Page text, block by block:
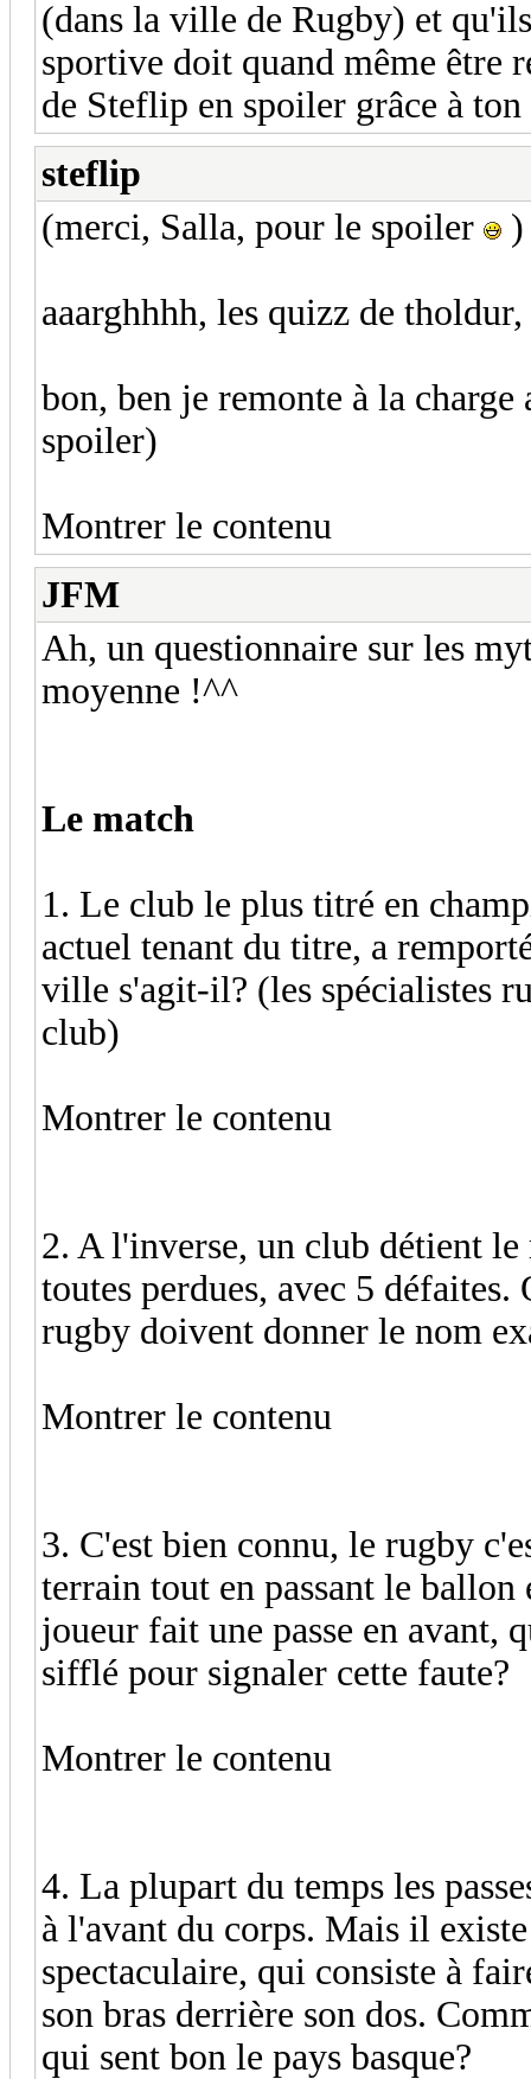
(dans la ville de Rugby) et
sportive doit quand même être
de Steflip en spoiler grâce à
steflip
(merci, Salla, pour le spoiler
)
aaarghhhh, les quizz de
bon, ben je remonte à la
spoiler)
Montrer le contenu
JFM
Ah, un questionnaire sur les
moyenne !^^
Le match
1. Le club le plus titré en
actuel tenant du titre, a
ville s'agit-il? (les spécialistes
club)
Montrer le contenu
2. A l'inverse, un club détient
toutes perdues, avec 5
rugby doivent donner le nom
Montrer le contenu
3. C'est bien connu, le rugby
terrain tout en passant le
joueur fait une passe en avant,
sifflé pour signaler cette faute?
Montrer le contenu
4. La plupart du temps les
à l'avant du corps. Mais il
spectaculaire, qui consiste à
son bras derrière son dos.
qui sent bon le pays basque?